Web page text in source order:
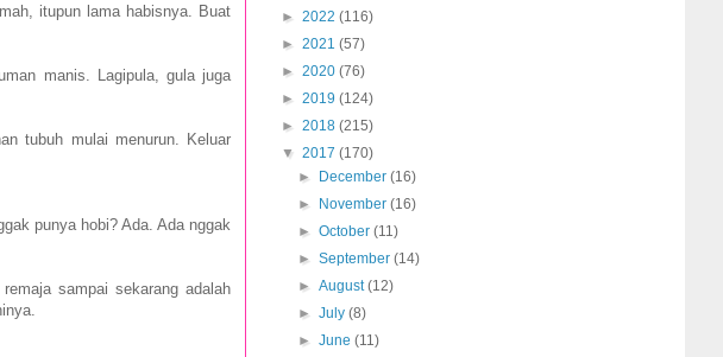
itupun lama habisnya. Buat
manis. Lagipula, gula juga
tubuh mulai menurun. Keluar
punya hobi? Ada. Ada nggak
sampai sekarang adalah
► 2022 (116)
► 2021 (57)
► 2020 (76)
► 2019 (124)
► 2018 (215)
▼ 2017 (170)
►
December(16)
►
November(16)
►October(11)
►September(14)
►August(12)
►July(8)
►June(11)